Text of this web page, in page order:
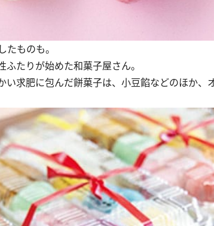
ものも。
たりが始めた和菓子屋さん。
求肥に包んだ餅菓子は、小豆餡などのほか、